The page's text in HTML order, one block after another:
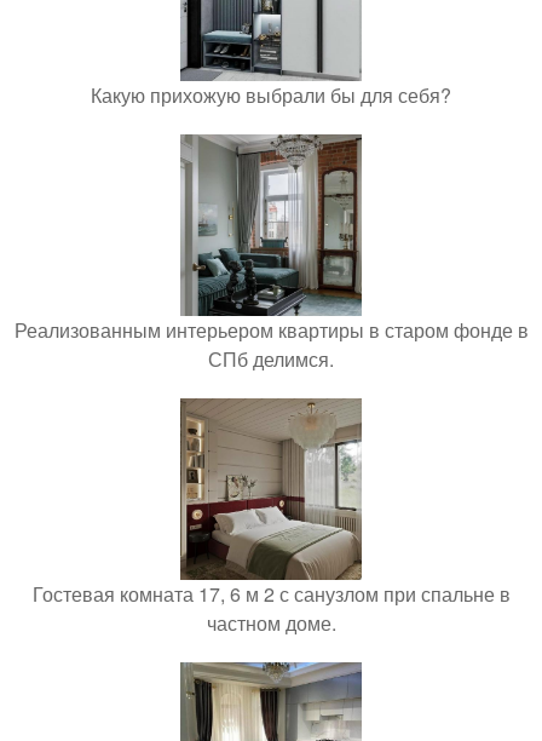
Какую прихожую выбрали бы для себя?
Реализованным интерьером квартиры в старом фонде в
СПб делимся.
Гостевая комната 17, 6 м 2 с санузлом при спальне в
частном доме.